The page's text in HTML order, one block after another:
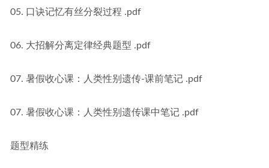
05. 口诀记忆有丝分裂过程 .pdf
06. 大招解分离定律经典题型 .pdf
07. 暑假收心课：人类性别遗传-课前笔记 .pdf
07. 暑假收心课：人类性别遗传课中笔记 .pdf
题型精练